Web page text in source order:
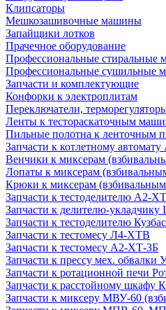
Клипсаторы
Мешкозашивочные машины
Запайщики лотков
Прачечное оборудование
Профессиональные стиральные
Профессиональные сушильные
Запчасти и комплектующие
Конфорки к электроплитам
Переключатели,
Ленты к тестораскаточным
Пильные полотна к ленточным
Запчасти к котлетному
Венчики к миксерам
Лопаты к миксерам
Крюки к миксерам
Запчасти к тестоделителю А2-
Запчасти к делителю-
Запчасти к тестоделителю
Запчасти к тестомесу Л4-ХТВ
Запчасти к тестомесу А2-ХТ-3Б
Запчасти к прессу мех. обвалки
Запчасти к ротационной печи
Запчасти к расстойному шкафу
Запчасти к миксеру МВУ-60